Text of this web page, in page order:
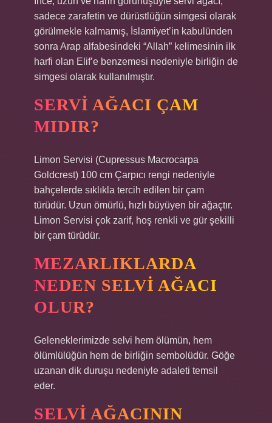
sadece zarafetin ve dürüstlüğün simgesi olarak
görülmekle kalmamış, İslamiyet’in kabulünden
sonra Arap alfabesindeki “Allah” kelimesinin ilk
harfi olan Elif’e benzemesi nedeniyle birliğin de
simgesi olarak kullanılmıştır.
SERVI AĞACI ÇAM
MIDIR?
Limon Servisi (Cupressus Macrocarpa
Goldcrest) 100 cm Çarpıcı rengi nedeniyle
bahçelerde sıklıkla tercih edilen bir çam
türüdür. Uzun ömürlü, hızlı büyüyen bir ağaçtır.
Limon Servisi çok zarif, hoş renkli ve gür şekilli
bir çam türüdür.
MEZARLIKLARDA
NEDEN SELVI AĞACI
OLUR?
Geleneklerimizde selvi hem ölümün, hem
ölümlülüğün hem de birliğin sembolüdür. Göğe
uzanan dik duruşu nedeniyle adaleti temsil
eder.
SELVI AĞACININ